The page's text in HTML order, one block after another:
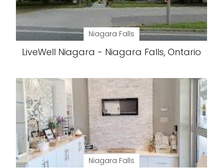
Niagara Falls
LiveWell Niagara - Niagara Falls, Ontario
Niagara Falls